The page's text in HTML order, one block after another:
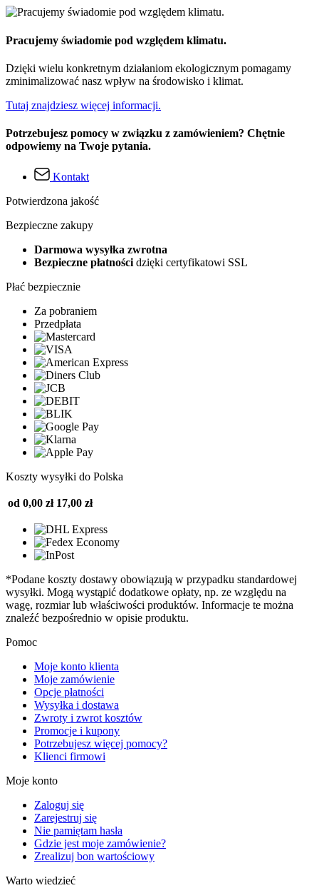
Pracujemy świadomie pod względem klimatu.
Dzięki wielu konkretnym działaniom ekologicznym pomagamy
zminimalizować nasz wpływ na środowisko i klimat.
Tutaj znajdziesz więcej informacji.
Potrzebujesz pomocy w związku z zamówieniem? Chętnie
odpowiemy na Twoje pytania.
Kontakt
Potwierdzona jakość
Bezpieczne zakupy
Darmowa wysyłka zwrotna
Bezpieczne płatnościdzięki certyfikatowi SSL
Płać bezpiecznie
Za pobraniem
Przedpłata
Koszty wysyłki do Polska
od 0,00 zł 17,00 zł
*Podane koszty dostawy obowiązują w przypadku standardowej
wysyłki. Mogą wystąpić dodatkowe opłaty, np. ze względu na
wagę, rozmiar lub właściwości produktów. Informacje te można
znaleźć bezpośrednio w opisie produktu.
Pomoc
Moje konto klienta
Moje zamówienie
Opcje płatności
Wysyłka i dostawa
Zwroty i zwrot kosztów
Promocje i kupony
Potrzebujesz więcej pomocy?
Klienci firmowi
Moje konto
Zaloguj się
Zarejestruj się
Nie pamiętam hasła
Gdzie jest moje zamówienie?
Zrealizuj bon wartościowy
Warto wiedzieć